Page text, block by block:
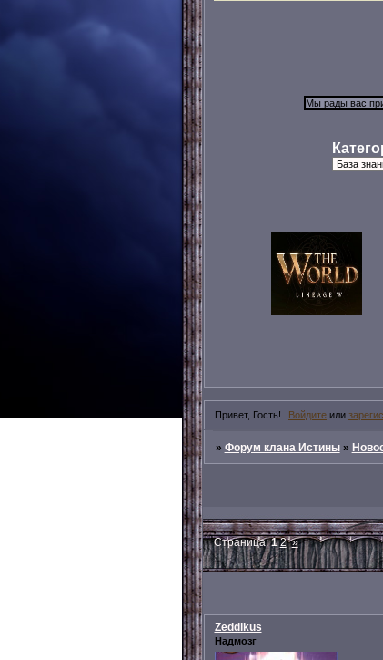
Привет, Гость! Войдите или
» Форум клана Истины »
Страница:1 2 »
Zeddikus
Надмозг